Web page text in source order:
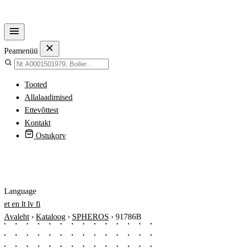
Peamenüü
Tooted
Allalaadimised
Ettevõttest
Kontakt
Ostukorv
Language
et en lt lv fi
Avaleht › Kataloog › SPHEROS › 91786B